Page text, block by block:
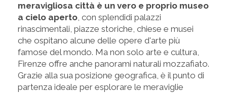
meravigliosa città è un vero e proprio museo
a cielo aperto, con splendidi palazzi
rinascimentali, piazze storiche, chiese e musei
che ospitano alcune delle opere d'arte più
famose del mondo. Ma non solo arte e cultura,
Firenze offre anche panorami naturali mozzafiato.
Grazie alla sua posizione geografica, è il punto di
partenza ideale per esplorare le meraviglie